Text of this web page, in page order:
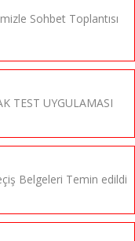
Sohbet Toplantısı
TEST UYGULAMASI
Belgeleri Temin edildi